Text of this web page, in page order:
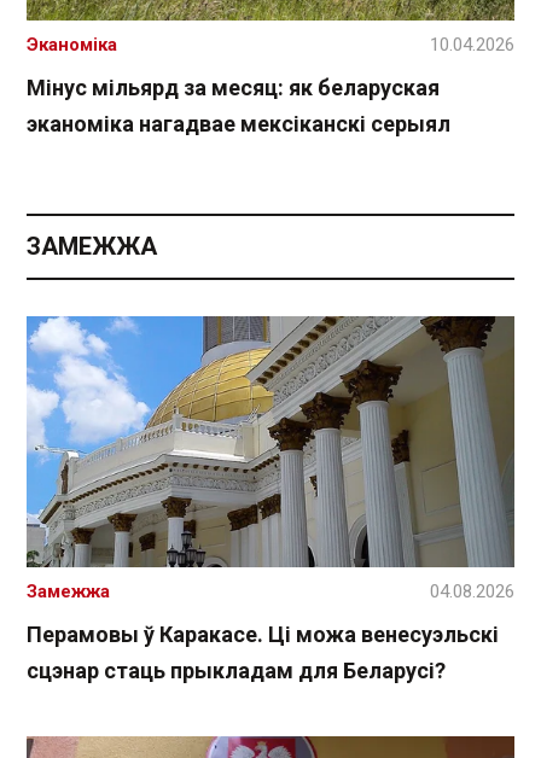
Мінус мільярд за месяц: як беларуская
эканоміка нагадвае мексіканскі серыял
Эканоміка 10.04.2026
ЗАМЕЖЖА
Перамовы ў Каракасе. Ці можа венесуэльскі
сцэнар стаць прыкладам для Беларусі?
Замежжа 04.08.2026